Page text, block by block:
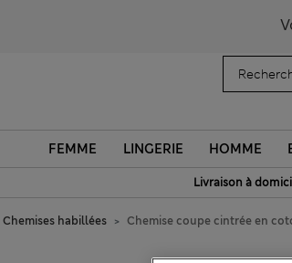
FEMME LINGERIE HOMME
Livraison à
Chemises habillées Chemise coupe cintrée en